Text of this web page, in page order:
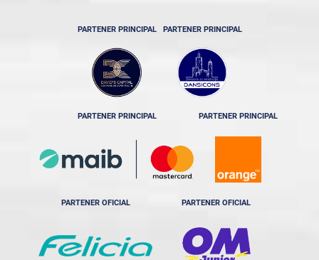
PARTENER PRINCIPAL PARTENER PRINCIPAL
PARTENER PRINCIPAL PARTENER PRINCIPAL
PARTENER OFICIAL PARTENER OFICIAL